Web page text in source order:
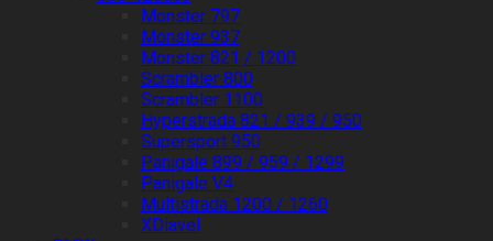
Monster 797
Monster 937
Monster 821 / 1200
Scrambler 800
Scrambler 1100
Hyperstrada 821 / 939 / 950
Supersport 950
Panigale 899 / 959 / 1299
Panigale V4
Multistrada 1200 / 1260
XDiavel